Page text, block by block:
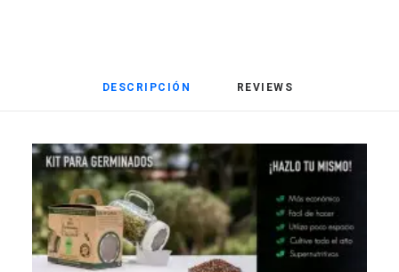
DESCRIPCIÓN REVIEWS